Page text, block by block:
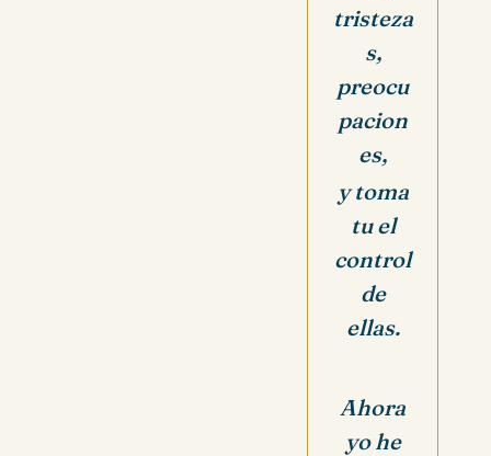
tristeza
s,
preocu
pacion
es,
y toma
tu el
control
de
ellas.
Ahora
yo he